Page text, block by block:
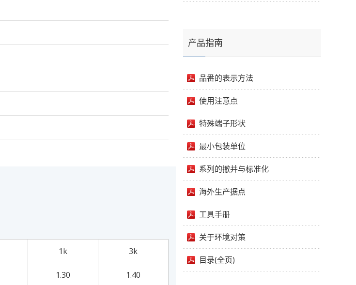
1k 3k
1.30 1.40
产品指南
品番的表示方法
使用注意点
特殊端子形状
最小包装单位
系列的撤并与标准化
海外生产据点
工具手册
关于环境对策
目录(全页)